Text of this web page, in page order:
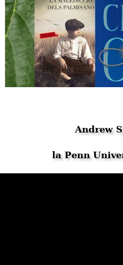
Andrew
la Penn